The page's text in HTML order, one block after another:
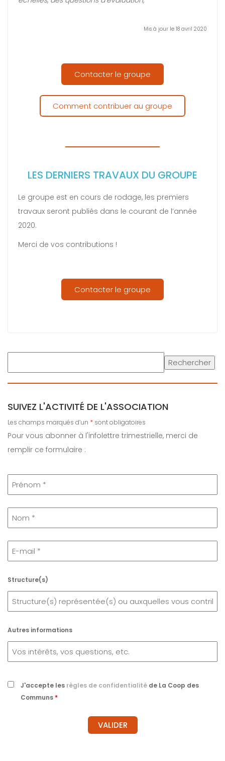
Mis à jour le 18 avril 2020
Contacter le groupe
Comment contribuer au groupe
LES DERNIERS TRAVAUX DU GROUPE
Le groupe est en cours de rodage, les premiers
travaux seront publiés dans le courant de l’année
2020.
Merci de vos contributions !
Contacter le groupe
Rechercher
SUIVEZ L'ACTIVITÉ DE L'ASSOCIATION
Les champs marqués d’un * sont obligatoires
Pour vous abonner à l'infolettre trimestrielle, merci de
remplir ce formulaire :
Structure(s)
Autres informations
J'accepte les règles de confidentialité de La Coop des
Communs *